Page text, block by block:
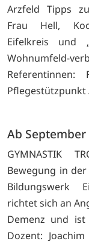
Arzfeld Tipps
Frau Hell,
Eifelkreis und
Pflegestützpunkt
Ab September
GYMNASTIK
Bewegung in
Bildungswerk
richtet sich an
Demenz und
Dozent: